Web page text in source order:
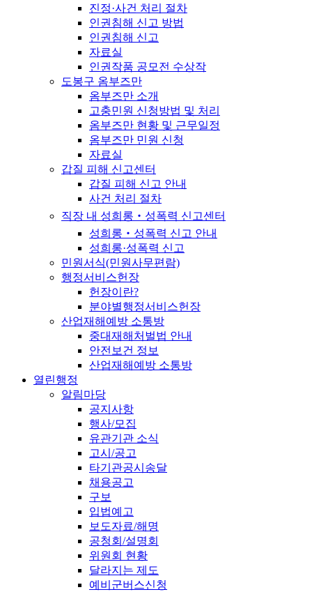
진정·사건 처리 절차
인권침해 신고 방법
인권침해 신고
자료실
인권작품 공모전 수상작
도봉구 옴부즈만
옴부즈만 소개
고충민원 신청방법 및 처리
옴부즈만 현황 및 근무일정
옴부즈만 민원 신청
자료실
갑질 피해 신고센터
갑질 피해 신고 안내
사건 처리 절차
직장 내 성희롱‧성폭력 신고센터
성희롱‧성폭력 신고 안내
성희롱·성폭력 신고
민원서식(민원사무편람)
행정서비스헌장
헌장이란?
분야별행정서비스헌장
산업재해예방 소통방
중대재해처벌법 안내
안전보건 정보
산업재해예방 소통방
열린행정
알림마당
공지사항
행사/모집
유관기관 소식
고시/공고
타기관공시송달
채용공고
구보
입법예고
보도자료/해명
공청회/설명회
위원회 현황
달라지는 제도
예비군버스신청